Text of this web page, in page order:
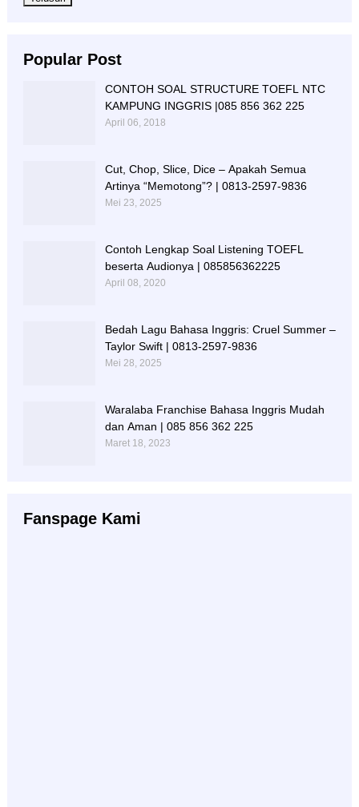
Popular Post
CONTOH SOAL STRUCTURE TOEFL NTC
KAMPUNG INGGRIS |085 856 362 225
April 06, 2018
Cut, Chop, Slice, Dice – Apakah Semua
Artinya “Memotong”? | 0813-2597-9836
Mei 23, 2025
Contoh Lengkap Soal Listening TOEFL
beserta Audionya | 085856362225
April 08, 2020
Bedah Lagu Bahasa Inggris: Cruel Summer –
Taylor Swift | 0813-2597-9836
Mei 28, 2025
Waralaba Franchise Bahasa Inggris Mudah
dan Aman | 085 856 362 225
Maret 18, 2023
Fanspage Kami